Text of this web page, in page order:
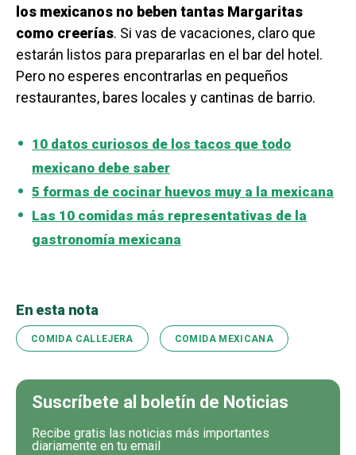
los mexicanos no beben tantas Margaritas
como creerías. Si vas de vacaciones, claro que
estarán listos para prepararlas en el bar del hotel.
Pero no esperes encontrarlas en pequeños
restaurantes, bares locales y cantinas de barrio.
10 datos curiosos de los tacos que todo
mexicano debe saber
5 formas de cocinar huevos muy a la mexicana
Las 10 comidas más representativas de la
gastronomía mexicana
En esta nota
COMIDA CALLEJERA COMIDA MEXICANA
Suscríbete al boletín de Noticias
Recibe gratis las noticias más importantes
diariamente en tu email